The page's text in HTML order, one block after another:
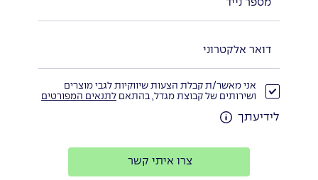
אני מאשר/ת קבלת הצעות שיווקיות לגבי מוצרים
ושירותים של קבוצת מגדל, בהתאם לתנאים המפורטים
לידיעתך
צרו איתי קשר